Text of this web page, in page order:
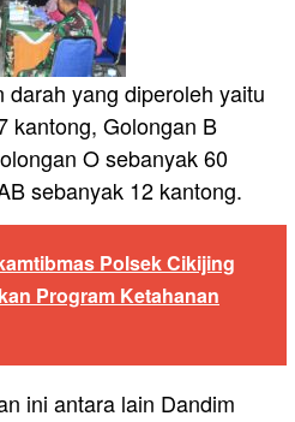
yang diperoleh yaitu
kantong, Golongan B
O sebanyak 60
sebanyak 12 kantong.
Polsek Cikijing
Program Ketahanan
ini antara lain Dandim